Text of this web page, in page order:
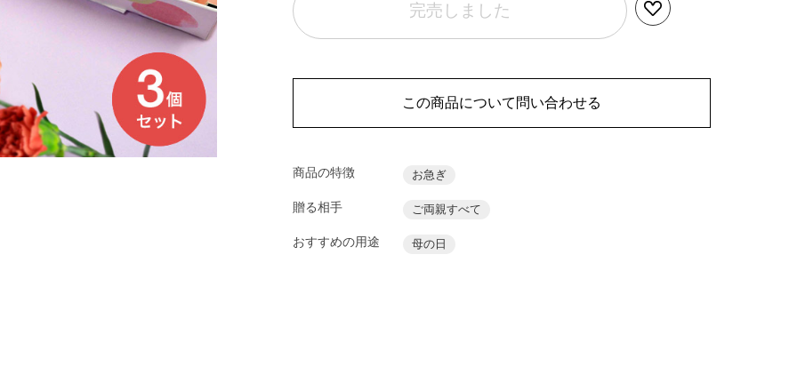
完売しました
この商品について問い合わせる
商品の特徴 お急ぎ
贈る相手 ご両親すべて
おすすめの用途 母の日